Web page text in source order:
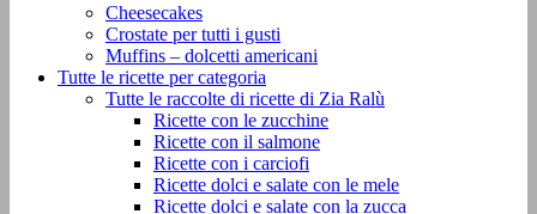
Cheesecakes
Crostate per tutti i gusti
Muffins – dolcetti americani
Tutte le ricette per categoria
Tutte le raccolte di ricette di Zia Ralù
Ricette con le zucchine
Ricette con il salmone
Ricette con i carciofi
Ricette dolci e salate con le mele
Ricette dolci e salate con la zucca